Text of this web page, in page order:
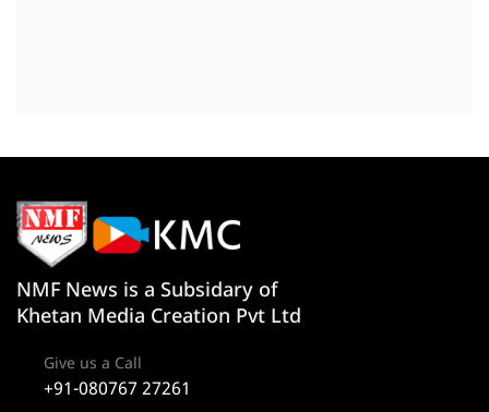
NMF News is a Subsidary of
Khetan Media Creation Pvt Ltd
Give us a Call
+91-080767 27261